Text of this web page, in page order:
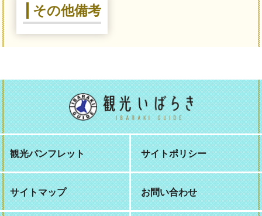
その他備考
観光パンフレット サイトポリシー
サイトマップ お問い合わせ